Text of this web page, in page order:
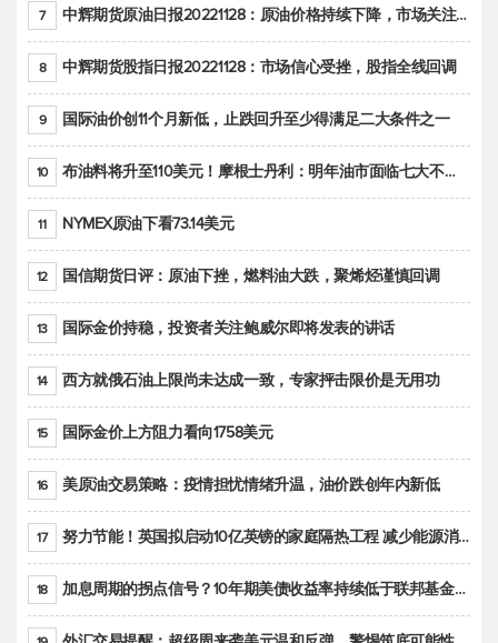
7 中辉期货原油日报20221128：原油价格持续下降，市场关注OPEC+新一轮产能政策
8 中辉期货股指日报20221128：市场信心受挫，股指全线回调
9 国际油价创11个月新低，止跌回升至少得满足二大条件之一
10 布油料将升至110美元！摩根士丹利：明年油市面临七大不确定性
11 NYMEX原油下看73.14美元
12 国信期货日评：原油下挫，燃料油大跌，聚烯烃谨慎回调
13 国际金价持稳，投资者关注鲍威尔即将发表的讲话
14 西方就俄石油上限尚未达成一致，专家抨击限价是无用功
15 国际金价上方阻力看向1758美元
16 美原油交易策略：疫情担忧情绪升温，油价跌创年内新低
17 努力节能！英国拟启动10亿英镑的家庭隔热工程 减少能源消耗
18 加息周期的拐点信号？10年期美债收益率持续低于联邦基金利率目标区间